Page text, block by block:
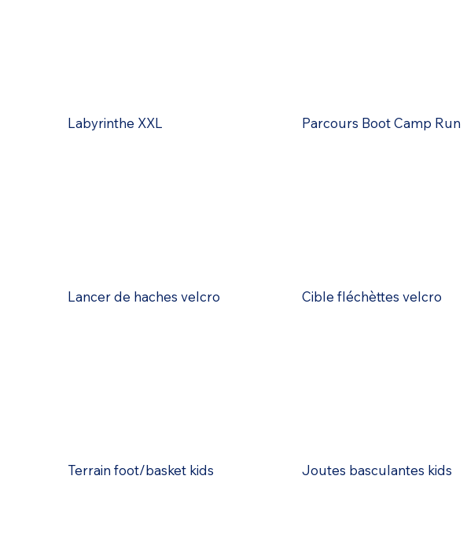
Labyrinthe XXL Parcours Boot Camp Run
Lancer de haches velcro Cible fléchèttes velcro
Terrain foot/basket kids Joutes basculantes kids